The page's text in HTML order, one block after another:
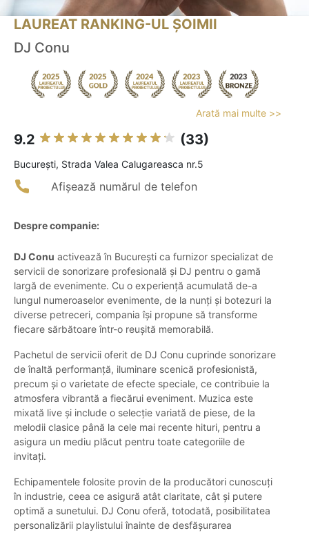
LAUREAT RANKING-UL ȘOIMII
DJ Conu
Arată mai multe >>
9.2 (33)
Bucureşti, Strada Valea Calugareasca nr.5
Afișează numărul de telefon
Despre companie:
DJ Conu activează în București ca furnizor specializat de
servicii de sonorizare profesională și DJ pentru o gamă
largă de evenimente. Cu o experiență acumulată de-a
lungul numeroaselor evenimente, de la nunți și botezuri la
diverse petreceri, compania își propune să transforme
fiecare sărbătoare într-o reușită memorabilă.
Pachetul de servicii oferit de DJ Conu cuprinde sonorizare
de înaltă performanță, iluminare scenică profesionistă,
precum și o varietate de efecte speciale, ce contribuie la
atmosfera vibrantă a fiecărui eveniment. Muzica este
mixată live și include o selecție variată de piese, de la
melodii clasice până la cele mai recente hituri, pentru a
asigura un mediu plăcut pentru toate categoriile de
invitați.
Echipamentele folosite provin de la producători cunoscuți
în industrie, ceea ce asigură atât claritate, cât și putere
optimă a sunetului. DJ Conu oferă, totodată, posibilitatea
personalizării playlistului înainte de desfășurarea